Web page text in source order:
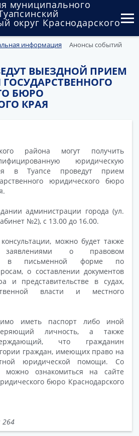
муниципального
округ Краснодарского
контроль
и общественные обсуждения
информация Анонсы событий
ВЫЕЗДНОЙ ПРИЕМ
БЮРО
КРАЯ
района могут получить
юридическую
в Туапсе проведут прием
юридического бюро
администрации города (ул.
№2), с 13.00 до 16.00.
можно будет также
о правовом
в письменной форме по
о составлении документов
и представительстве в судах,
власти и местного
иметь паспорт либо иной
личность, а также
что гражданин
граждан, имеющих право на
юридической помощи. Со
можно ознакомиться на сайте
бюро Краснодарского
264